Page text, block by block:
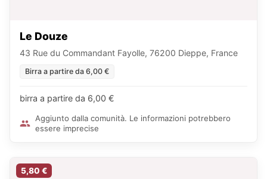
Le Douze
43 Rue du Commandant Fayolle, 76200 Dieppe, France
Birra a partire da 6,00 €
birra a partire da 6,00 €
Aggiunto dalla comunità. Le informazioni potrebbero
essere imprecise
5,80 €